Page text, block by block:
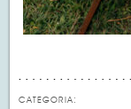
CATEGORIA: